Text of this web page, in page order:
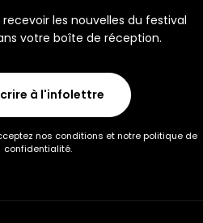
les nouvelles du festival
votre boîte de réception.
à l'infolettre
nos conditions et notre politique de
confidentialité.